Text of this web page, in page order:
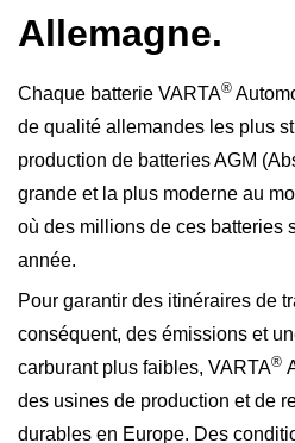
Allemagne.
Chaque batterie VARTA®
de qualité allemandes les plus
production de batteries AGM
grande et la plus moderne au
où des millions de ces batteries
année.
Pour garantir des itinéraires de
conséquent, des émissions et
carburant plus faibles, VARTA®
des usines de production et de
durables en Europe. Des